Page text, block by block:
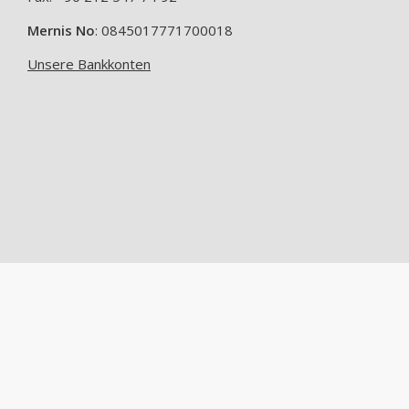
Mernis No: 0845017771700018
Unsere Bankkonten